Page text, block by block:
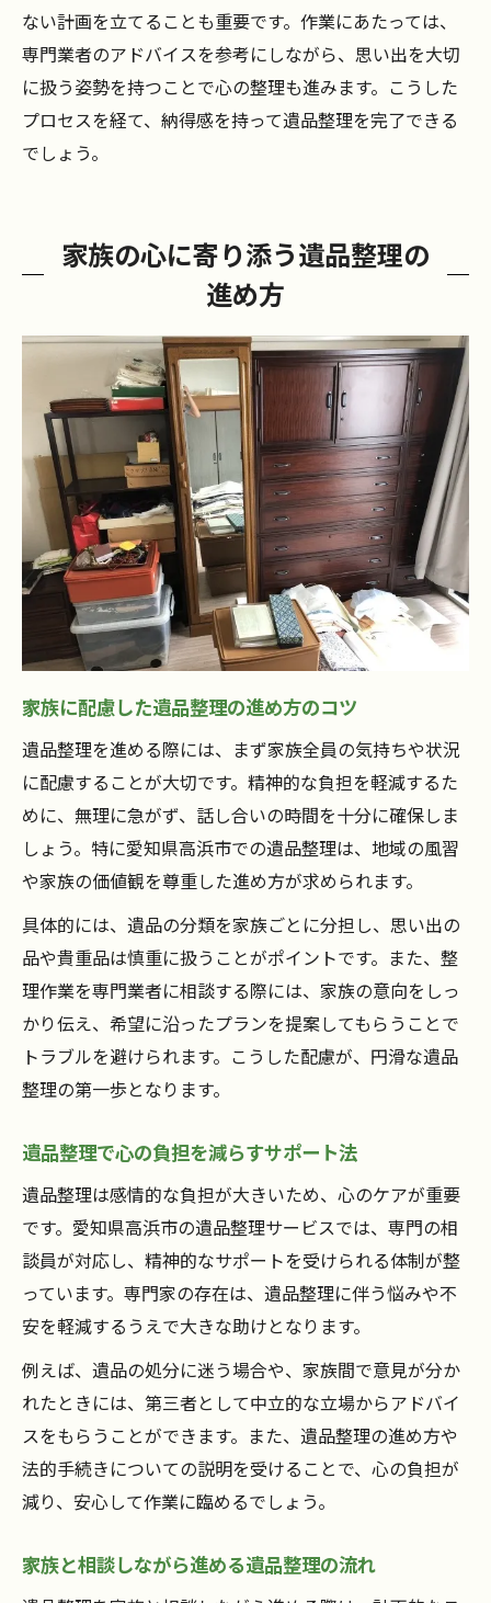
ない計画を立てることも重要です。作業にあたっては、
専門業者のアドバイスを参考にしながら、思い出を大切
に扱う姿勢を持つことで心の整理も進みます。こうした
プロセスを経て、納得感を持って遺品整理を完了できる
でしょう。
家族の心に寄り添う遺品整理の
進め方
家族に配慮した遺品整理の進め方のコツ
遺品整理を進める際には、まず家族全員の気持ちや状況
に配慮することが大切です。精神的な負担を軽減するた
めに、無理に急がず、話し合いの時間を十分に確保しま
しょう。特に愛知県高浜市での遺品整理は、地域の風習
や家族の価値観を尊重した進め方が求められます。
具体的には、遺品の分類を家族ごとに分担し、思い出の
品や貴重品は慎重に扱うことがポイントです。また、整
理作業を専門業者に相談する際には、家族の意向をしっ
かり伝え、希望に沿ったプランを提案してもらうことで
トラブルを避けられます。こうした配慮が、円滑な遺品
整理の第一歩となります。
遺品整理で心の負担を減らすサポート法
遺品整理は感情的な負担が大きいため、心のケアが重要
です。愛知県高浜市の遺品整理サービスでは、専門の相
談員が対応し、精神的なサポートを受けられる体制が整
っています。専門家の存在は、遺品整理に伴う悩みや不
安を軽減するうえで大きな助けとなります。
例えば、遺品の処分に迷う場合や、家族間で意見が分か
れたときには、第三者として中立的な立場からアドバイ
スをもらうことができます。また、遺品整理の進め方や
法的手続きについての説明を受けることで、心の負担が
減り、安心して作業に臨めるでしょう。
家族と相談しながら進める遺品整理の流れ